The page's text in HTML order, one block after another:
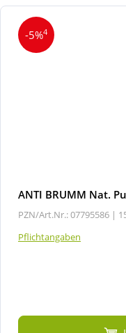
-5%4
ANTI BRUMM Nat.
PZN/Art.Nr.: 07795586 |
Pflichtangaben